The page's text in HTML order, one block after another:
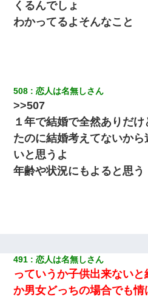
くるんでしょ
わかってるよそんなこと
508 恋人は名無しさん
>>507
１年で結婚で全然ありだ
たのに結婚考えてないか
いと思うよ
年齢や状況にもよると思う
491 恋人は名無しさん
っていうか子供出来ない
か男女どっちの場合でも